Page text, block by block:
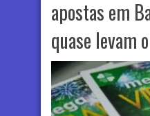
apostas em
quase levam o